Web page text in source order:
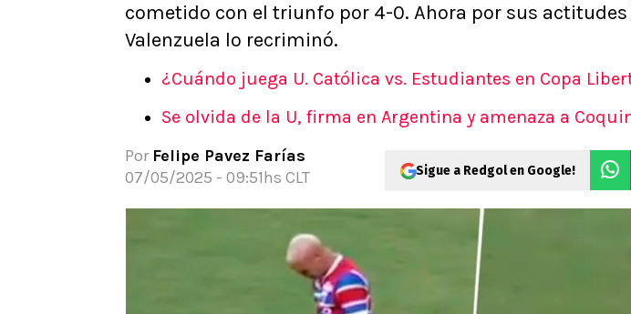
Apuesta del día
cometido con el triunfo por 4-0. Ahora por sus actitudes
Valenzuela lo recriminó.
¿Cuándo juega U. Católica vs. Estudiantes en Copa
Se olvida de la U, firma en Argentina y amenaza a
Por Felipe Pavez Farías
07/05/2025 - 09:51hs CLT
Sigue a Redgol en Google!